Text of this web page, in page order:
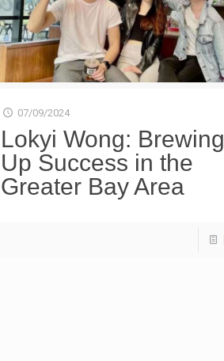
07/09/2024
Lokyi Wong: Brewing
Up Success in the
Greater Bay Area